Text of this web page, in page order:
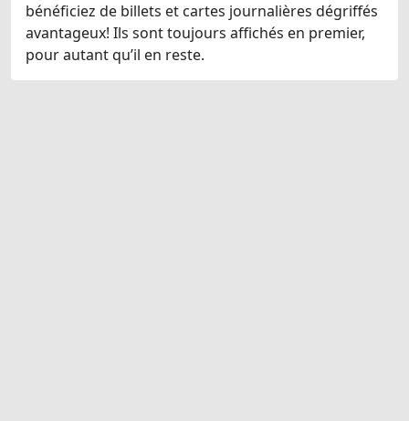
bénéficiez de billets et cartes journalières dégriffés
avantageux! Ils sont toujours affichés en premier,
pour autant qu’il en reste.